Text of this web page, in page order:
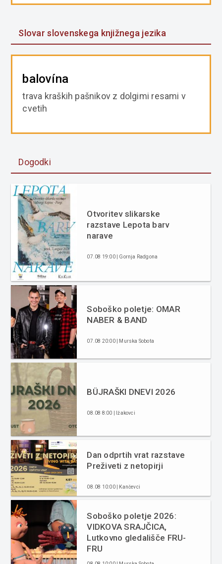
Slovar slovenskega knjižnega jezika
balovína
trava kraških pašnikov z dolgimi resami v
cvetih
Dogodki
Otvoritev slikarske
razstave Lepota barv
narave
07.08 19:00 | Gornja Radgona
Soboško poletje: OMAR
NABER & BAND
07.08 20:00 | Murska Sobota
BÜJRAŠKI DNEVI 2026
08.08 8:00 | Ižakovci
Dan odprtih vrat razstave
Preživeti z netopirji
08.08 10:00 | Kančevci
Soboško poletje 2026:
VIDKOVA SRAJČICA,
Lutkovno gledališče FRU-
FRU